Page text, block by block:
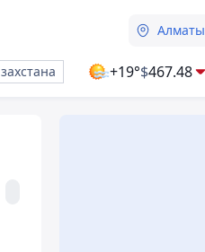
Алматы
+19°$467.48